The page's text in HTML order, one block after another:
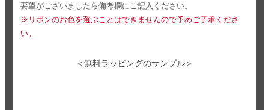
要望がございましたら備考欄にご記入ください。
※リボンのお色を選ぶことはできませんので予めご了承くださ
い。
＜無料ラッピングのサンプル＞